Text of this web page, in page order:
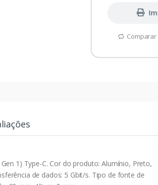
Comparar
1) Type-C. Cor do produto: Alumínio, Preto,
de dados: 5 Gbit/s. Tipo de fonte de